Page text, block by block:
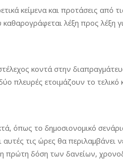
κείμενα και προτάσεις από
λέξη προς λέξη
κοντά στην
πλευρές ετοιμάζουν το τελικό
όπως το δημοσιονομικό
τις ώρες θα περιλαμβάνει
πρώτη δόση των δανείων,